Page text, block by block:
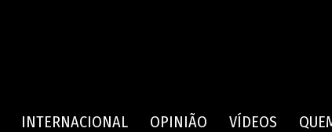
INTERNACIONAL OPINIÃO VÍDEOS